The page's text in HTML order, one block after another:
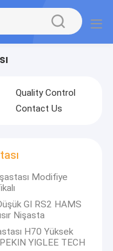
Quality Control
Contact Us
Modifiye
GI RS2 HAMS
Nişasta
H70 Yüksek
YIGLEE TECH